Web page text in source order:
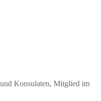
Konsulaten, Mitglied im